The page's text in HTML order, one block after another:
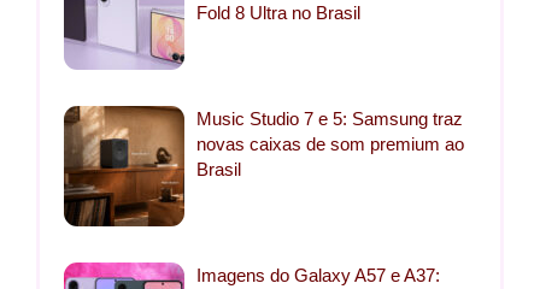
Fold 8 Ultra no Brasil
Music Studio 7 e 5: Samsung traz
novas caixas de som premium ao
Brasil
Imagens do Galaxy A57 e A37: